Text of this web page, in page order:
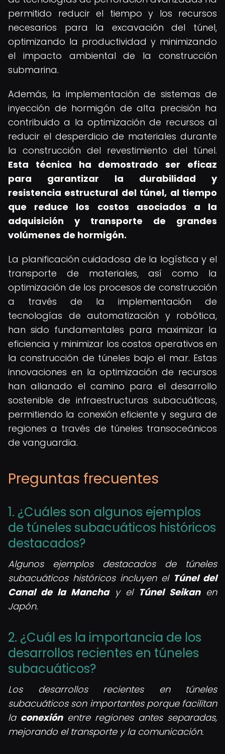
permitido reducir el tiempo y los recursos
necesarios para la excavación del túnel,
optimizando la productividad y minimizando
el impacto ambiental de la construcción
submarina.
Además, la implementación de sistemas de
inyección de hormigón de alta precisión ha
contribuido a la optimización de recursos al
reducir el desperdicio de materiales durante
la construcción del revestimiento del túnel.
Esta técnica ha demostrado ser eficaz
para garantizar la durabilidad y
resistencia estructural del túnel, al tiempo
que reduce los costos asociados a la
adquisición y transporte de grandes
volúmenes de hormigón.
La planificación cuidadosa de la logística y el
transporte de materiales, así como la
optimización de los procesos de construcción
a través de la implementación de
tecnologías de automatización y robótica,
han sido fundamentales para maximizar la
eficiencia y minimizar los costos operativos en
la construcción de túneles bajo el mar. Estas
innovaciones en la optimización de recursos
han allanado el camino para el desarrollo
sostenible de infraestructuras subacuáticas,
permitiendo la conexión eficiente y segura de
regiones a través de túneles transoceánicos
de vanguardia.
Preguntas frecuentes
1. ¿Cuáles son algunos ejemplos
de túneles subacuáticos históricos
destacados?
Algunos ejemplos destacados de túneles
subacuáticos históricos incluyen el Túnel del
Canal de la Manchay el Túnel Seikanen
Japón.
2. ¿Cuál es la importancia de los
desarrollos recientes en túneles
subacuáticos?
Los desarrollos recientes en túneles
subacuáticos son importantes porque facilitan
la conexiónentre regiones antes separadas,
mejorando el transporte y la comunicación.